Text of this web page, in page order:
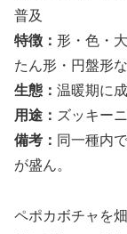
普及
特徴： 形・色・
たん形・円盤形な
生態： 温暖期に
用途： ズッキー
備考： 同一種内
が盛ん。
ペポカボチャを